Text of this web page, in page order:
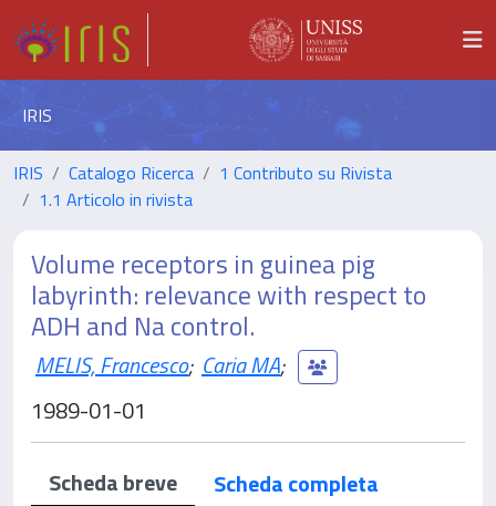
IRIS
IRIS Catalogo Ricerca
1 Contributo su Rivista
1.1 Articolo in rivista
Volume receptors in guinea pig
labyrinth: relevance with respect to
ADH and Na control.
MELIS, Francesco; Caria MA;
1989-01-01
Scheda breve
Scheda completa